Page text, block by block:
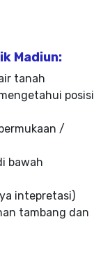
Madiun:
tanah
posisi
/
bawah
intepretasi)
tambang dan